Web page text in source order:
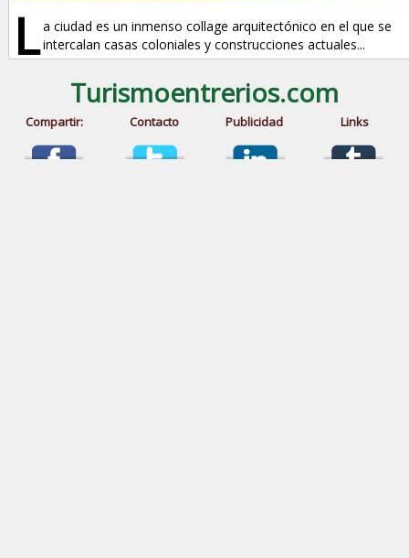
L a ciudad es un inmenso collage arquitectónico en el que se
intercalan casas coloniales y construcciones actuales...
Turismoentrerios.com
Compartir: Contacto Publicidad Links